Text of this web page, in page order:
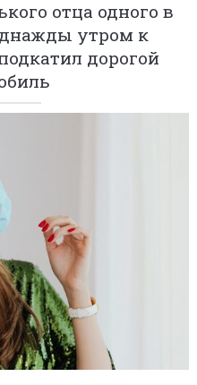
отца одного в
утром к
дорогой